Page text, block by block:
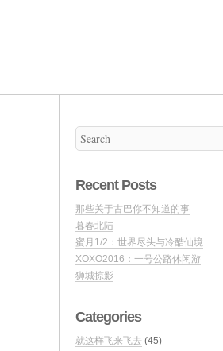
Recent Posts
那些关于古巴你不知道的事
暮春北陆
蜜月1/2：世界尽头与冷酷仙境
XOXO2016：一号公路休闲游
狮城掠影
Categories
就这样飞来飞去 (45)